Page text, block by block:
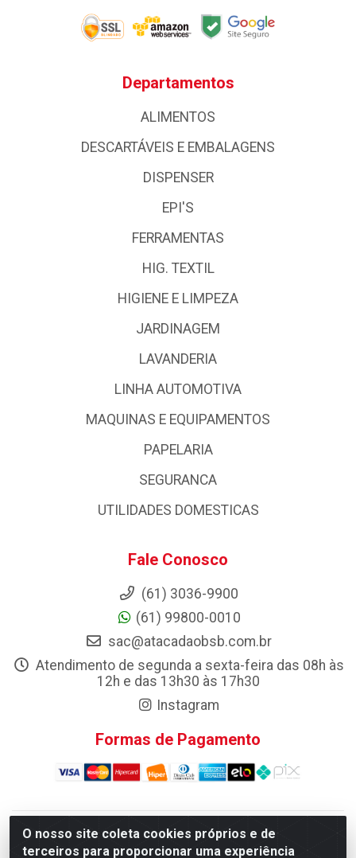
O nosso site coleta cookies próprios e de
terceiros para proporcionar uma experiência
Departamentos
ALIMENTOS
DESCARTÁVEIS E EMBALAGENS
DISPENSER
EPI'S
FERRAMENTAS
HIG. TEXTIL
HIGIENE E LIMPEZA
JARDINAGEM
LAVANDERIA
LINHA AUTOMOTIVA
MAQUINAS E EQUIPAMENTOS
PAPELARIA
SEGURANCA
UTILIDADES DOMESTICAS
Fale Conosco
(61) 3036-9900
(61) 99800-0010
sac@atacadaobsb.com.br
Atendimento de segunda a sexta-feira das 08h às
12h e das 13h30 às 17h30
Instagram
Formas de Pagamento
Atacadao da Limpeza F. Pereira Queiroz Comercio e
Distribuicao LTDA - Quadra Qi 10 Lotes 39 e, 41 - Setor